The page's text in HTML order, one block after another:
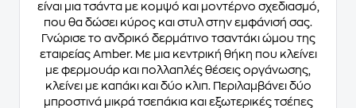
είναι μια τσάντα με κομψό και μοντέρνο σχεδιασμό,
που θα δώσει κύρος και στυλ στην εμφάνισή σας.
Γνώρισε το ανδρικό δερμάτινο τσαντάκι ώμου της
εταιρείας Amber. Με μια κεντρική θήκη που κλείνει
με φερμουάρ και πολλαπλές θέσεις οργάνωσης,
κλείνει με καπάκι και δύο κλιπ. Περιλαμβάνει δύο
μπροστινά μικρά τσεπάκια και εξωτερικές τσέπες